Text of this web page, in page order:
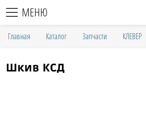
МЕНЮ
Главная Каталог Запчасти КЛЕВЕР
Шкив КСД